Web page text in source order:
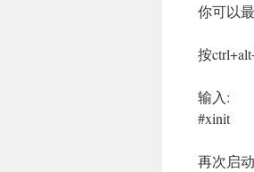
你可以
按
输入:
#xinit
再次启